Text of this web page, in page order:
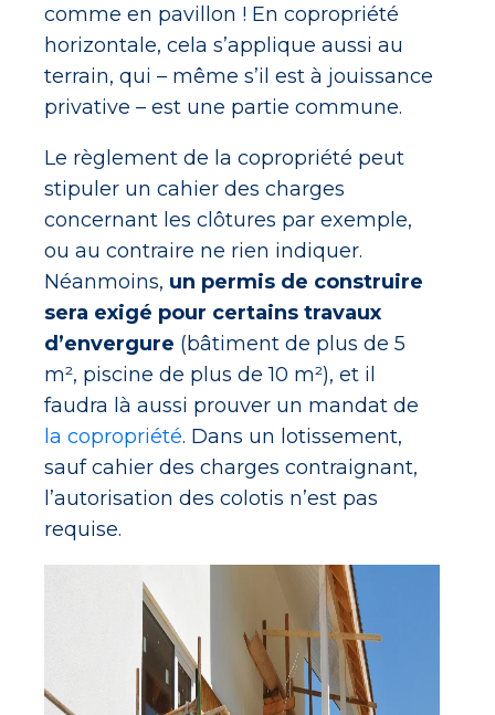
comme en pavillon ! En copropriété
horizontale, cela s’applique aussi au
terrain, qui – même s’il est à jouissance
privative – est une partie commune.
Le règlement de la copropriété peut
stipuler un cahier des charges
concernant les clôtures par exemple,
ou au contraire ne rien indiquer.
Néanmoins, un permis de construire
sera exigé pour certains travaux
d’envergure (bâtiment de plus de 5
m², piscine de plus de 10 m²), et il
faudra là aussi prouver un mandat de
la copropriété. Dans un lotissement,
sauf cahier des charges contraignant,
l’autorisation des colotis n’est pas
requise.